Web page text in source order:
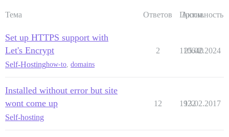
Тема Ответов Просм.
Активность
Set up HTTPS support with
Let's Encrypt
Self-Hostinghow-to, domains
2 110640
25.02.2024
Installed without error but site
wont come up
Self-hosting
12 1922
13.02.2017